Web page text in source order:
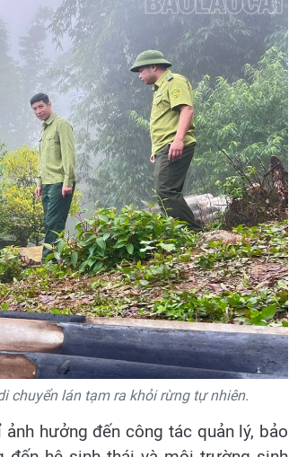
chuyển lán tạm ra khỏi rừng tự nhiên.
hưởng đến công tác quản lý, bảo